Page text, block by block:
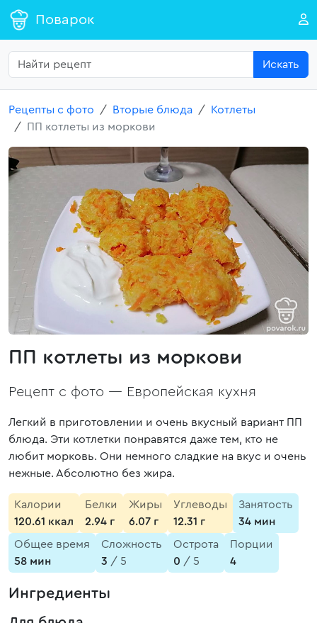
Поварок
Искать
Рецепты с фото Вторые блюда
Котлеты
ПП котлеты из моркови
ПП котлеты из моркови
Рецепт с фото — Европейская кухня
Легкий в приготовлении и очень вкусный вариант ПП
блюда. Эти котлетки понравятся даже тем, кто не
любит морковь. Они немного сладкие на вкус и очень
нежные. Абсолютно без жира.
Калории
120.61 ккал
Белки
2.94 г
Жиры
6.07 г
Углеводы
12.31 г
Занятость
34 мин
Общее время
58 мин
Сложность
3 / 5
Острота
0 / 5
Порции
4
Ингредиенты